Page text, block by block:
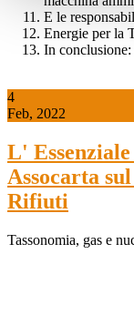
E le
Energie per la
In conclusione:
4
Feb, 2022
L'
Assocarta
Rifiuti
Tassonomia, gas e